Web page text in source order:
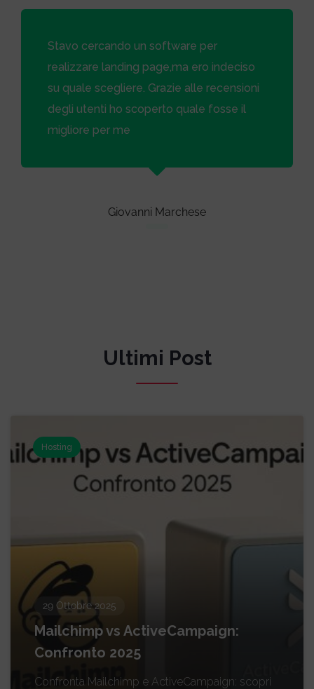
Stavo cercando un software per
realizzare landing page,ma ero indeciso
su quale scegliere. Grazie alle recensioni
degli utenti ho scoperto quale fosse il
migliore per me
Giovanni Marchese
Ultimi Post
Hosting
29 Ottobre 2025
Mailchimp vs ActiveCampaign:
Confronto 2025
Confronta Mailchimp e ActiveCampaign: scopri